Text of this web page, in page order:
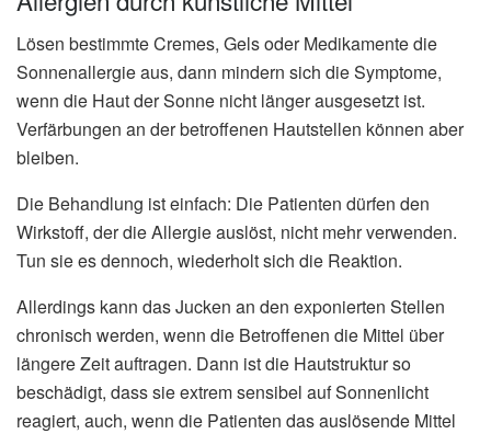
Lösen bestimmte Cremes, Gels oder Medikamente die
Sonnenallergie aus, dann mindern sich die Symptome,
wenn die Haut der Sonne nicht länger ausgesetzt ist.
Verfärbungen an der betroffenen Hautstellen können aber
bleiben.
Die Behandlung ist einfach: Die Patienten dürfen den
Wirkstoff, der die Allergie auslöst, nicht mehr verwenden.
Tun sie es dennoch, wiederholt sich die Reaktion.
Allerdings kann das Jucken an den exponierten Stellen
chronisch werden, wenn die Betroffenen die Mittel über
längere Zeit auftragen. Dann ist die Hautstruktur so
beschädigt, dass sie extrem sensibel auf Sonnenlicht
reagiert, auch, wenn die Patienten das auslösende Mittel